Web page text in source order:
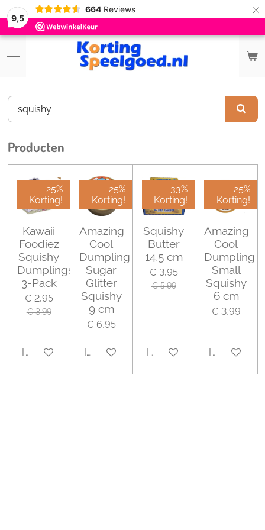
9,5
664 Reviews ×
Producten
25%
Korting!
Kawaii
Foodiez
Squishy
Dumplings
3-Pack
€ 2,95
€ 3,99
In winkelwagen
25%
Korting!
Amazing
Cool
Dumpling
Sugar
Glitter
Squishy
9 cm
€ 6,95
In winkelwagen
33%
Korting!
Squishy
Butter
14,5 cm
€ 3,95
€ 5,99
In winkelwagen
25%
Korting!
Amazing
Cool
Dumpling
Small
Squishy
6 cm
€ 3,99
In